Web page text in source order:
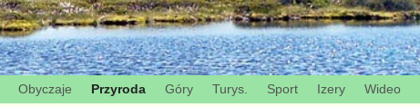
Obyczaje Przyroda Góry Turys. Sport Izery Wideo